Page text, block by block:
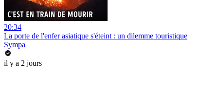
20:34
La porte de l'enfer asiatique s'éteint : un dilemme touristique
Sympa
il y a 2 jours